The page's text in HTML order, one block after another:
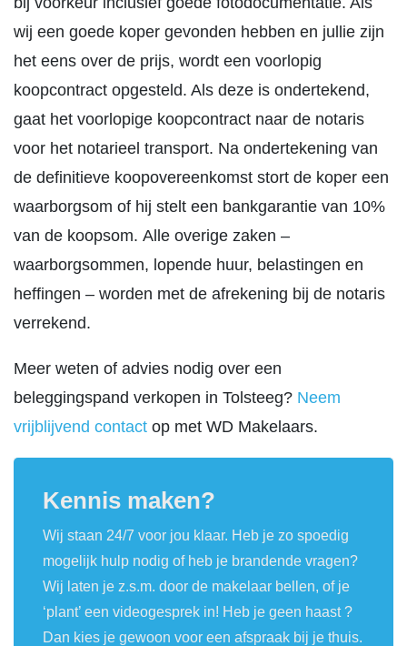
wij een goede koper gevonden hebben en jullie zijn
het eens over de prijs, wordt een voorlopig
koopcontract opgesteld. Als deze is ondertekend,
gaat het voorlopige koopcontract naar de notaris
voor het notarieel transport. Na ondertekening van
de definitieve koopovereenkomst stort de koper een
waarborgsom of hij stelt een bankgarantie van 10%
van de koopsom. Alle overige zaken –
waarborgsommen, lopende huur, belastingen en
heffingen – worden met de afrekening bij de notaris
verrekend.
Meer weten of advies nodig over een
beleggingspand verkopen in Tolsteeg? Neem
vrijblijvend contact op met WD Makelaars.
Kennis maken?
Wij staan 24/7 voor jou klaar. Heb je zo spoedig
mogelijk hulp nodig of heb je brandende vragen?
Wij laten je z.s.m. door de makelaar bellen, of je
‘plant’ een videogesprek in! Heb je geen haast ?
Dan kies je gewoon voor een afspraak bij je thuis.